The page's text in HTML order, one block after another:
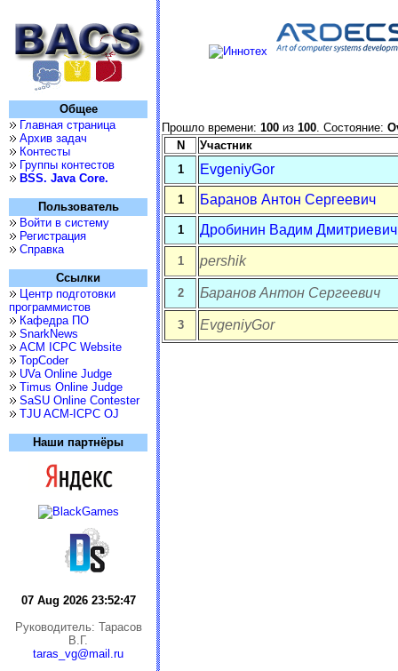
Общее
Главная страница
Архив задач
Контесты
Группы контестов
BSS. Java Core.
Пользователь
Войти в систему
Регистрация
Справка
Ссылки
Центр подготовки
программистов
Кафедра ПО
SnarkNews
ACM ICPC Website
TopCoder
UVa Online Judge
Timus Online Judge
SaSU Online Contester
TJU ACM-ICPC OJ
Наши партнёры
07 Aug 2026 23:52:47
Руководитель: Тарасов
В.Г.
taras_vg@mail.ru
Прошло времени: 100 из 100. Состояние:
N
Участник
1
EvgeniyGor
1 Баранов Антон Сергеевич
1 Дробинин Вадим Дмитриевич
1 pershik
2 Баранов Антон Сергеевич
3 EvgeniyGor